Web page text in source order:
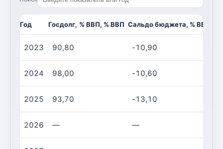
Год Госдолг, % ВВП, % ВВП Сальдо бюджета, % ВВП, %
2023 90,80 -10,90
2024 98,00 -10,60
2025 93,70 -13,10
2026 — —